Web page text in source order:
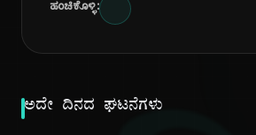
ಹಂಚಿಕೊಳ್ಳಿ:
ಅದೇ ದಿನದ ಘಟನೆಗಳು